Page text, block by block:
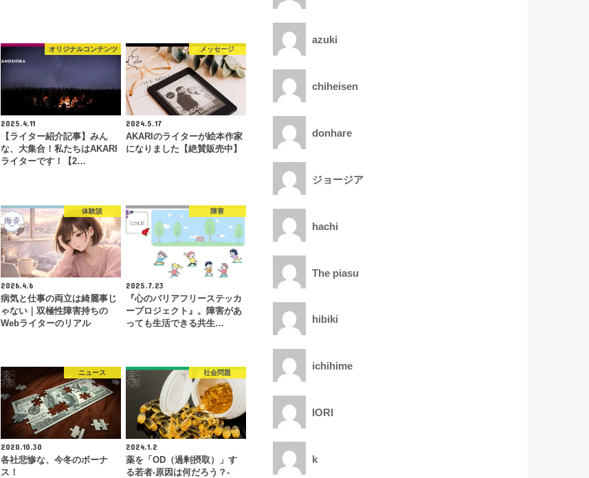
オリジナルコンテンツ
2025.4.11
【ライター紹介記事】みん
な、大集合！私たちはAKARI
ライターです！【2…
メッセージ
2024.5.17
AKARIのライターが絵本作家
になりました【絶賛販売中】
体験談
2026.4.6
病気と仕事の両立は綺麗事じ
ゃない｜双極性障害持ちの
Webライターのリアル
障害
2025.7.23
『心のバリアフリーステッカ
ープロジェクト』。障害があ
っても生活できる共生…
ニュース
2020.10.30
各社悲惨な、今冬のボーナ
ス！
社会問題
2024.1.2
薬を「OD（過剰摂取）」す
る若者-原因は何だろう？-
azuki
chiheisen
donhare
ジョージア
hachi
The piasu
hibiki
ichihime
IORI
k